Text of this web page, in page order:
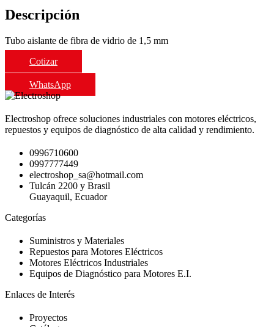
Descripción
Tubo aislante de fibra de vidrio de 1,5 mm
Cotizar
WhatsApp
Electroshop ofrece soluciones industriales con motores eléctricos,
repuestos y equipos de diagnóstico de alta calidad y rendimiento.
0996710600
0997777449
electroshop_sa@hotmail.com
Tulcán 2200 y Brasil
Guayaquil, Ecuador
Categorías
Suministros y Materiales
Repuestos para Motores Eléctricos
Motores Eléctricos Industriales
Equipos de Diagnóstico para Motores E.I.
Enlaces de Interés
Proyectos